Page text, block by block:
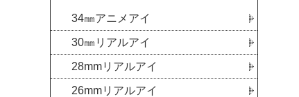
34㎜アニメアイ
30㎜リアルアイ
28mmリアルアイ
26mmリアルアイ